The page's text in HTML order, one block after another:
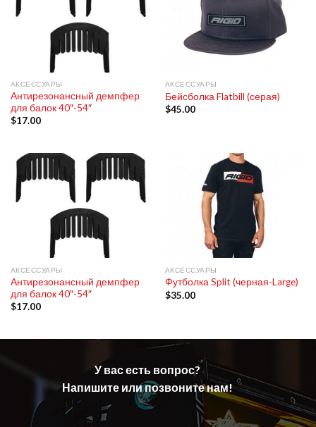
АКСЕССУАРЫ
Антирезонансный демпфер
для балок 40″-54″
$17.00
АКСЕССУАРЫ
Бейсболка Flatbill (серая)
$45.00
АКСЕССУАРЫ
Антирезонансный демпфер
для балок 40″-54″
$17.00
АКСЕССУАРЫ
Футболка Split (черная-Large)
$35.00
У вас есть вопрос?
Напишите или позвоните нам!